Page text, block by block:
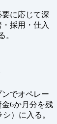
に応じて深
採用・仕入
。
でオペレー
6か月分を残
）に入る。